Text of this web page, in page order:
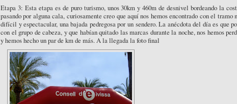
Etapa 3: Esta etapa es de puro turismo, unos 30km y 460m de desnivel bordeando la
pasando por alguna cala, curiosamente creo que aquí nos hemos encontrado con el tramo
difícil y espectacular, una bajada pedregosa por un sendero. La anécdota del día es que
con el grupo de cabeza, y que habían quitado las marcas durante la noche, nos hemos
y hemos hecho un par de km de más. A la llegada la foto final